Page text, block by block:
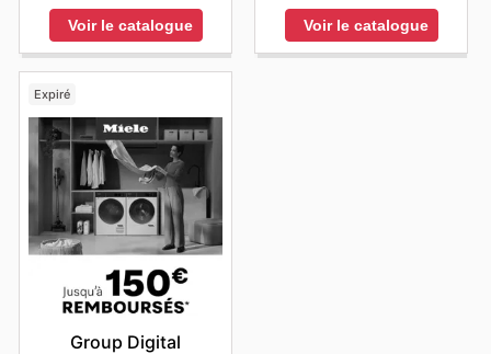
Voir le catalogue Voir le catalogue
Expiré
Group Digital